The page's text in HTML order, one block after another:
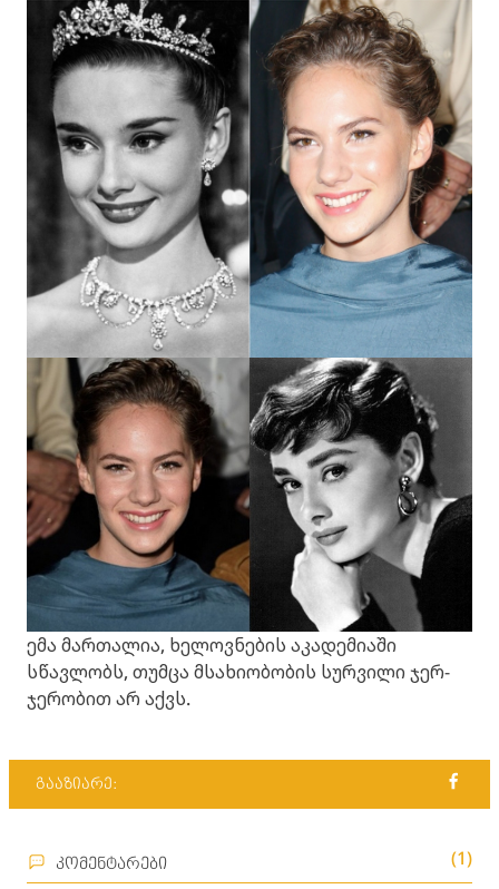
ემა მართალია, ხელოვნების აკადემიაში
სწავლობს, თუმცა მსახიობობის სურვილი ჯერ-
ჯერობით არ აქვს.
გააზიარე:
კომენტარები (1)